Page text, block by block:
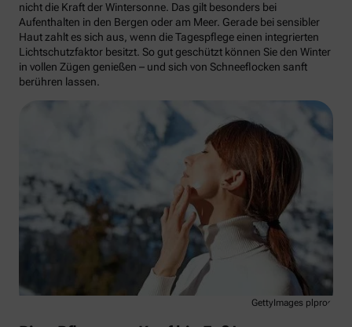
nicht die Kraft der Wintersonne. Das gilt besonders bei
Aufenthalten in den Bergen oder am Meer. Gerade bei sensibler
Haut zahlt es sich aus, wenn die Tagespflege einen integrierten
Lichtschutzfaktor besitzt. So gut geschützt können Sie den Winter
in vollen Zügen genießen – und sich von Schneeflocken sanft
berühren lassen.
GettyImages plprod